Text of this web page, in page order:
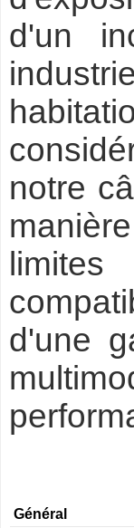
d'un
notre
d'une
Général